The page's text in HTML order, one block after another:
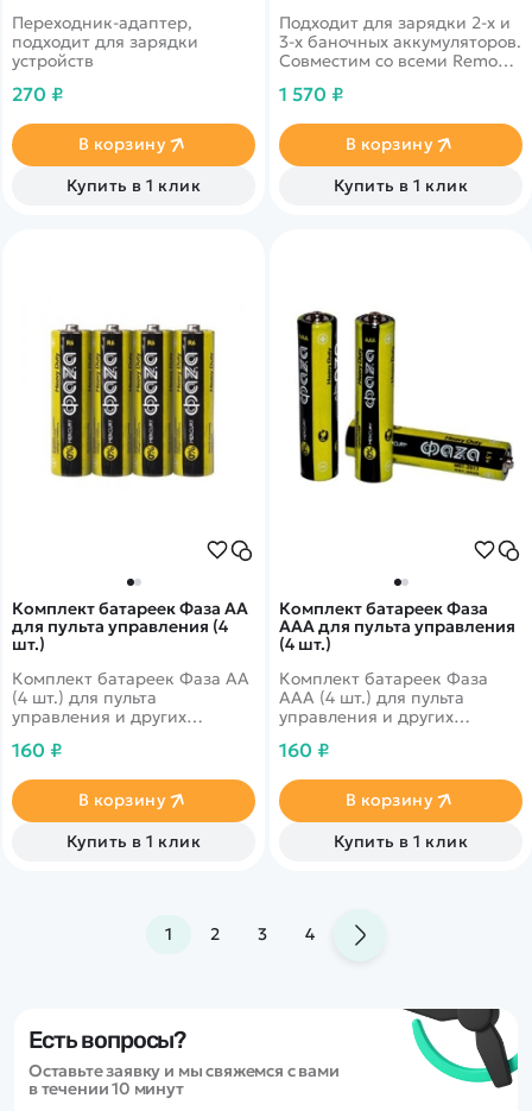
Переходник-адаптер,
подходит для зарядки
устройств
270 ₽
В корзину
Купить в 1 клик
Подходит для зарядки 2-х и
3-х баночных аккумуляторов.
Совместим со всеми Remo
1 570 ₽
В корзину
Купить в 1 клик
Комплект батареек Фаза АА
для пульта управления (4
шт.)
Комплект батареек Фаза АА
(4 шт.) для пульта
управления и других
160 ₽
В корзину
Купить в 1 клик
Комплект батареек Фаза
AAA для пульта управления
(4 шт.)
Комплект батареек Фаза
AAA (4 шт.) для пульта
управления и других
160 ₽
В корзину
Купить в 1 клик
1 2 3 4
Есть вопросы?
Оставьте заявку и мы свяжемся с вами
в течении 10 минут